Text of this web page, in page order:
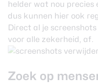
helder wat nou precies
dus kunnen hier ook
Direct al je
voor alle zekerheid, af.
Zoek op